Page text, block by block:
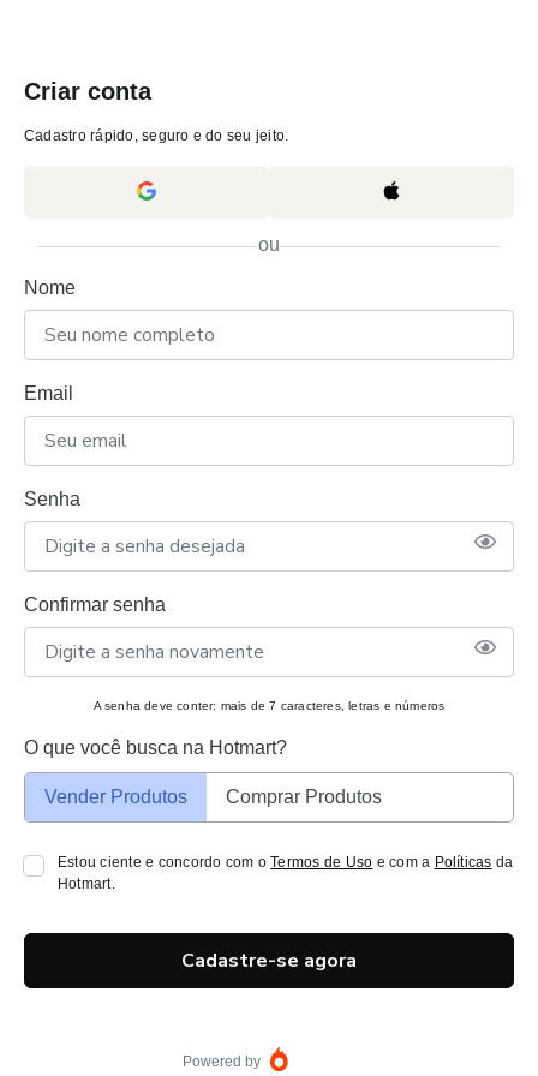
Criar conta
Cadastro rápido, seguro e do seu jeito.
ou
Nome
Email
Senha
Confirmar senha
A senha deve conter: mais de 7 caracteres, letras e números
O que você busca na Hotmart?
Vender Produtos Comprar Produtos
Estou ciente e concordo com oTermos de Uso e com a Políticas da
Hotmart.
Cadastre-se agora
Powered by